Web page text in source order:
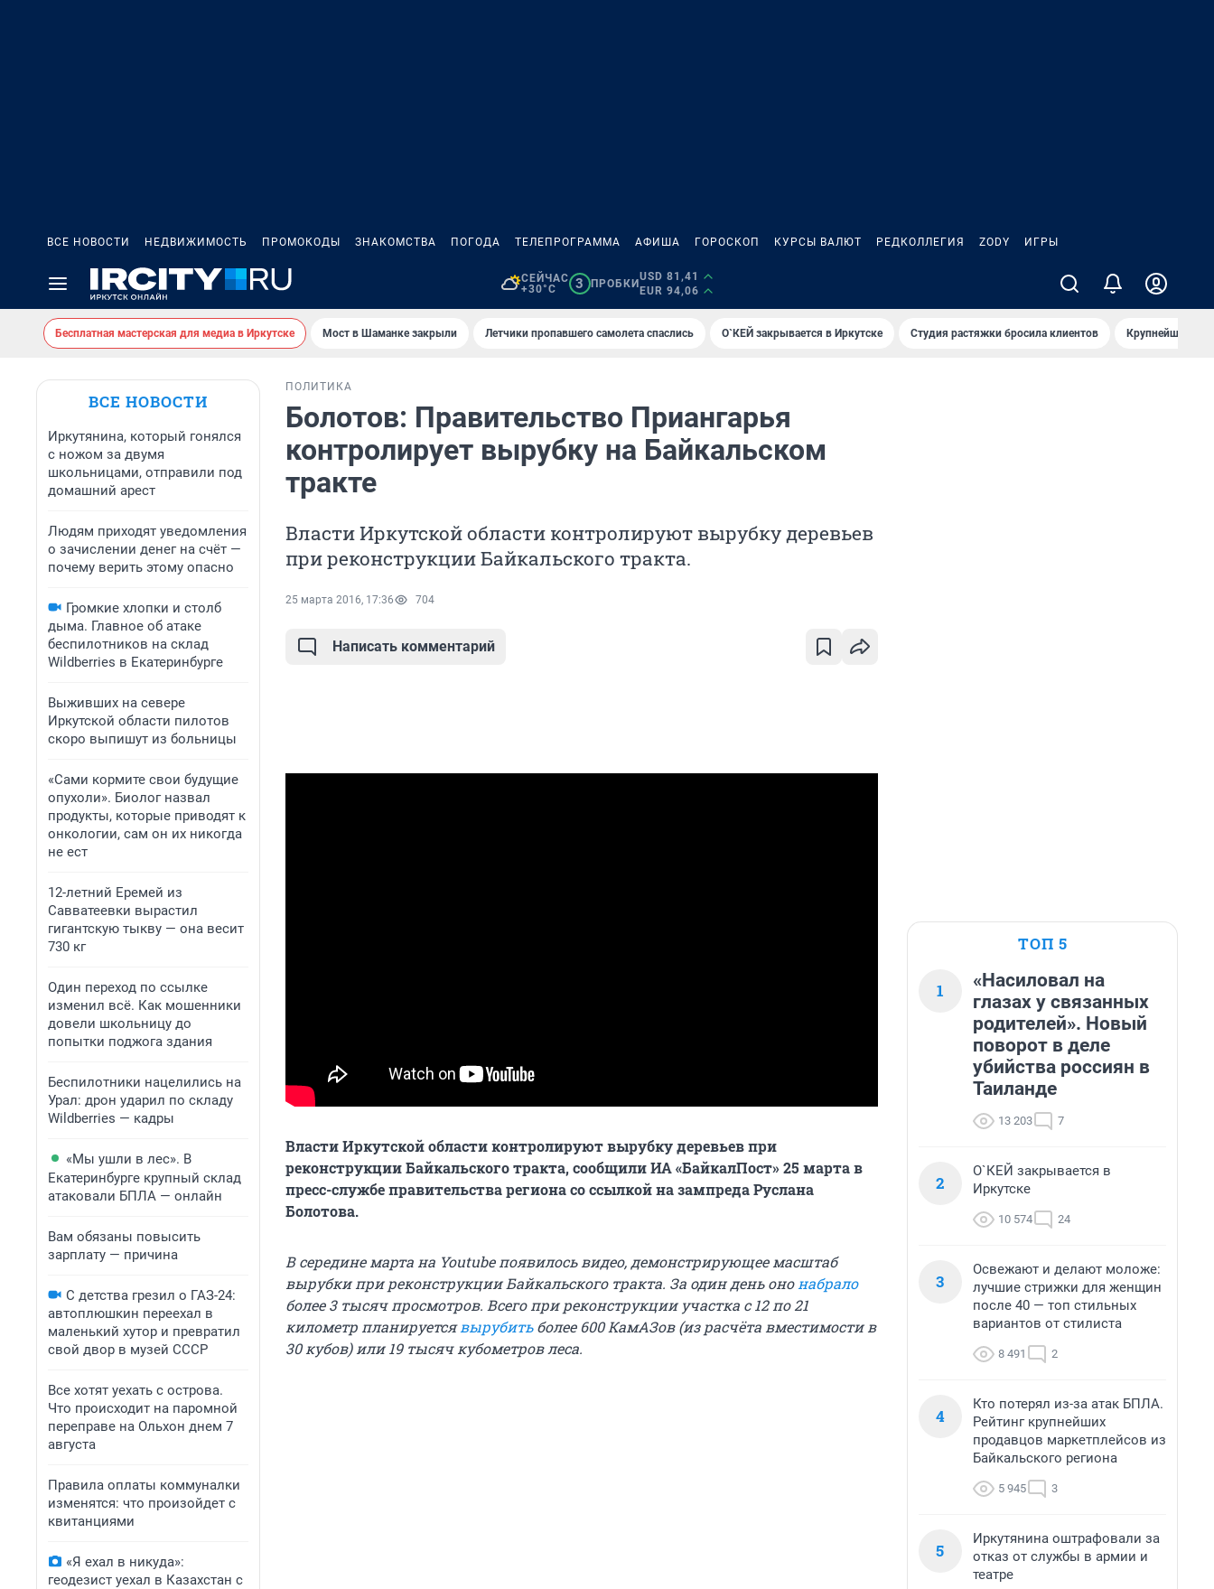
ВСЕ НОВОСТИ НЕДВИЖИМОСТЬ ПРОМОКОДЫ ЗНАКОМСТВА ПОГОДА ТЕЛЕПРОГРАММА АФИША ГОРОСКОП КУРСЫ ВАЛЮТ РЕДКОЛЛЕГИЯ ZODY ИГРЫ
СЕЙЧАС
+30°C
3 ПРОБКИ
USD 81,41
EUR 94,06
Бесплатная мастерская для медиа в Иркутске Мост в Шаманке закрыли Летчики пропавшего самолета спаслись О`КЕЙ закрывается в Иркутске Студия растяжки бросила клиентов Крупнейшие
ВСЕ НОВОСТИ
Иркутянина, который гонялся
с ножом за двумя
школьницами, отправили под
домашний арест
Людям приходят уведомления
о зачислении денег на счёт —
почему верить этому опасно
Громкие хлопки и столб
дыма. Главное об атаке
беспилотников на склад
Wildberries в Екатеринбурге
Выживших на севере
Иркутской области пилотов
скоро выпишут из больницы
«Сами кормите свои будущие
опухоли». Биолог назвал
продукты, которые приводят к
онкологии, сам он их никогда
не ест
12-летний Еремей из
Савватеевки вырастил
гигантскую тыкву — она весит
730 кг
Один переход по ссылке
изменил всё. Как мошенники
довели школьницу до
попытки поджога здания
Беспилотники нацелились на
Урал: дрон ударил по складу
Wildberries — кадры
«Мы ушли в лес». В
Екатеринбурге крупный склад
атаковали БПЛА — онлайн
Вам обязаны повысить
зарплату — причина
С детства грезил о ГАЗ-24:
автоплюшкин переехал в
маленький хутор и превратил
свой двор в музей СССР
Все хотят уехать с острова.
Что происходит на паромной
переправе на Ольхон днем 7
августа
Правила оплаты коммуналки
изменятся: что произойдет с
квитанциями
«Я ехал в никуда»:
геодезист уехал в Казахстан с
ПОЛИТИКА
Болотов: Правительство Приангарья
контролирует вырубку на Байкальском
тракте
Власти Иркутской области контролируют вырубку деревьев
при реконструкции Байкальского тракта.
25 марта 2016, 17:36 704
Написать комментарий
Власти Иркутской области контролируют вырубку деревьев при
реконструкции Байкальского тракта, сообщили ИА «БайкалПост» 25 марта в
пресс-службе правительства региона со ссылкой на зампреда Руслана
Болотова.
В середине марта на Youtube появилось видео, демонстрирующее масштаб
вырубки при реконструкции Байкальского тракта. За один день оно набрало
более 3 тысяч просмотров. Всего при реконструкции участка с 12 по 21
километр планируетсявырубитьболее 600 КамАЗов (из расчёта вместимости в
30 кубов) или 19 тысяч кубометров леса.
ТОП 5
1
«Насиловал на
глазах у связанных
родителей». Новый
поворот в деле
убийства россиян в
Таиланде
13 203 7
2
О`КЕЙ закрывается в
Иркутске
10 574 24
3
Освежают и делают моложе:
лучшие стрижки для женщин
после 40 — топ стильных
вариантов от стилиста
8 491 2
4
Кто потерял из-за атак БПЛА.
Рейтинг крупнейших
продавцов маркетплейсов из
Байкальского региона
5 945 3
5
Иркутянина оштрафовали за
отказ от службы в армии и
театре